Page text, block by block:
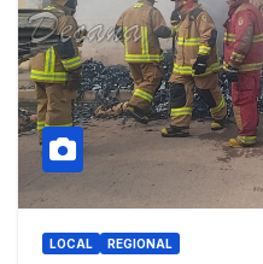
LOCAL REGIONAL